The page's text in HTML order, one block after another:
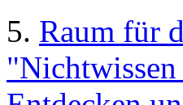
5. Raum für
"Nichtwissen